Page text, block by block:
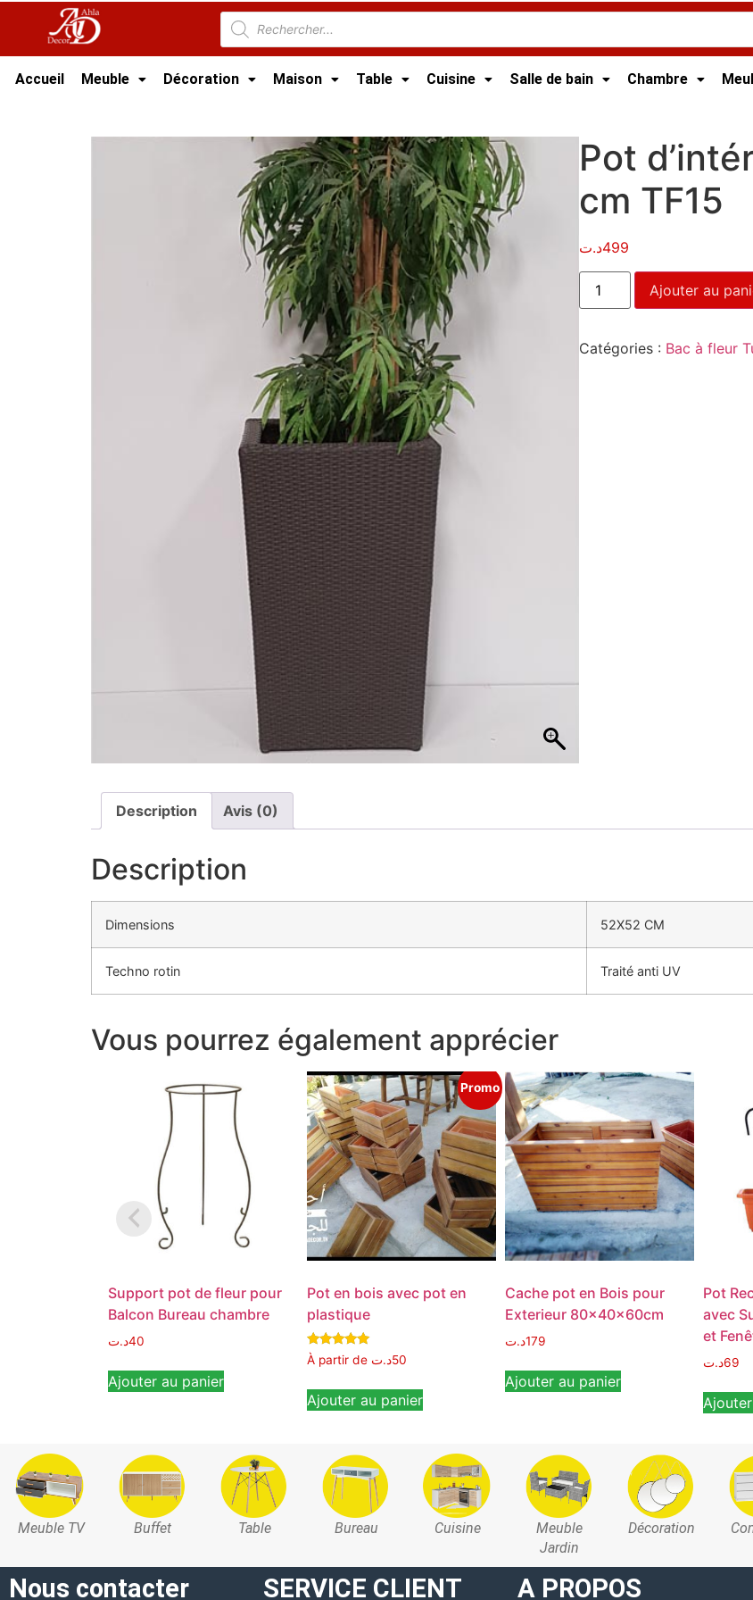
Accueil Meuble Décoration Maison Table Cuisine Salle de bain Chambre
Pot
cm TF15
499د.ت
Ajouter au
Catégories : Bac à fleur
Description Avis (0)
Description
Dimensions 52X52 CM
Techno rotin Traité anti UV
Vous pourrez également apprécier
Support pot de fleur pour
Balcon Bureau chambre
40د.ت
Ajouter au panier
Promo
Pot en bois avec pot en
plastique
Note
5.00
À partir de 50د.ت
Ajouter au panier
Cache pot en Bois pour
Exterieur 80x40x60cm
179د.ت
Ajouter au panier
Pot
avec
et
69د.ت
Meuble TV Buffet Table Bureau Cuisine
Meuble
Jardin
Décoration
Nous contacter SERVICE CLIENT A PROPOS